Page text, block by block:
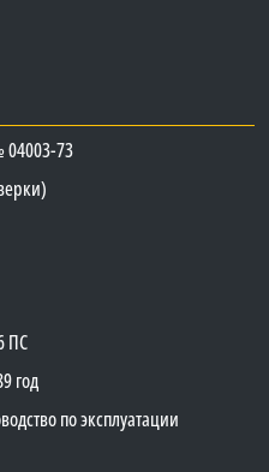
04003-73
ПС
год
по эксплуатации